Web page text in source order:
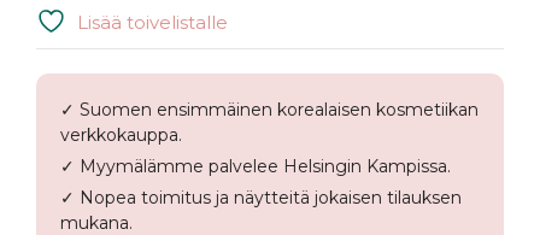
Stamp
Lisää toivelistalle
✓ Suomen ensimmäinen korealaisen kosmetiikan
verkkokauppa.
✓ Myymälämme palvelee Helsingin Kampissa.
✓ Nopea toimitus ja näytteitä jokaisen tilauksen
mukana.